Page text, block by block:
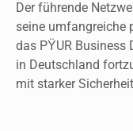
Der führende
seine umfangreiche
das PŸUR Business
in Deutschland
mit starker